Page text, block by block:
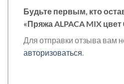
Будьте первым, кто
«Пряжа ALPACA MIX цвет
Для отправки отзыва вам
авторизоваться